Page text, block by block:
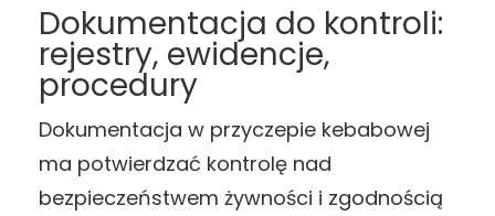
Dokumentacja do kontroli:
rejestry, ewidencje,
procedury
Dokumentacja w przyczepie kebabowej
ma potwierdzać kontrolę nad
bezpieczeństwem żywności i zgodnością